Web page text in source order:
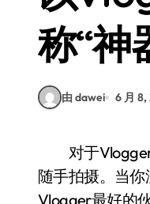
称“神
由 dawei 6 月
对于Vlogger来说，一个携带方便的视频拍摄工具是必须的，不管是出门在外，还是在室内
随手拍摄。当
Vlogger最好的